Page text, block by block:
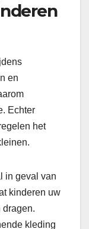
en
Echter
het
in geval van
kinderen uw
dragen.
kleding